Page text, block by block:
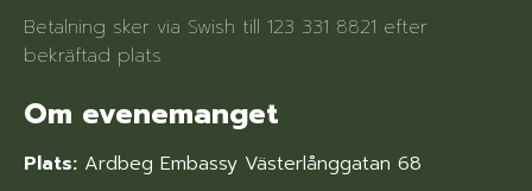
Betalning sker via Swish till 123 331 8821 efter
bekräftad plats
Om evenemanget
Plats: Ardbeg Embassy Västerlånggatan 68